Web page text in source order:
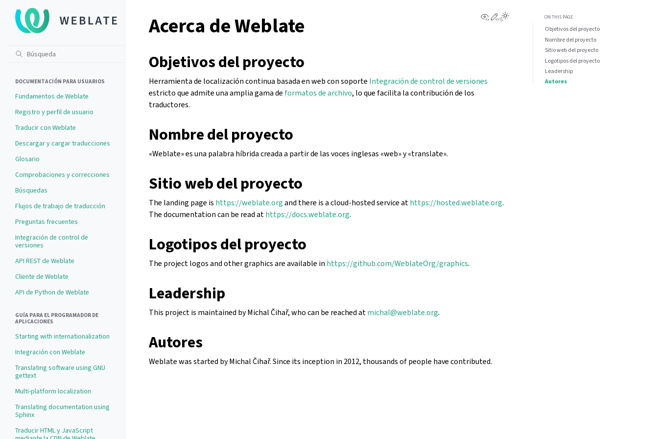
DOCUMENTACIÓN PARA USUARIOS
Fundamentos de Weblate
Registro y perfil de usuario
Traducir con Weblate
Descargar y cargar traducciones
Glosario
Comprobaciones y correcciones
Búsquedas
Flujos de trabajo de traducción
Preguntas frecuentes
Integración de control de
versiones
API REST de Weblate
Cliente de Weblate
API de Python de Weblate
GUÍA PARA EL PROGRAMADOR DE
APLICACIONES
Starting with internationalization
Integración con Weblate
Translating software using GNU
gettext
Multi-platform localization
Translating documentation using
Sphinx
Traducir HTML y JavaScript
View this page
Edit this page
Toggle Light / Dark / Auto color theme
Acerca de Weblate
Objetivos del proyecto
Herramienta de localización continua basada en web con soporte Integración de control de versiones
estricto que admite una amplia gama de formatos de archivo, lo que facilita la contribución de los
traductores.
Nombre del proyecto
«Weblate» es una palabra híbrida creada a partir de las voces inglesas «web» y «translate».
Sitio web del proyecto
The landing page is https://weblate.organd there is a cloud-hosted service athttps://hosted.weblate.org.
The documentation can be read athttps://docs.weblate.org.
Logotipos del proyecto
The project logos and other graphics are available in https://github.com/WeblateOrg/graphics.
Leadership
This project is maintained by Michal Čihař, who can be reached atmichal@weblate.org.
Autores
Weblate was started by Michal Čihař. Since its inception in 2012, thousands of people have contributed.
ON THIS PAGE
Objetivos del proyecto
Nombre del proyecto
Sitio web del proyecto
Logotipos del proyecto
Leadership
Autores